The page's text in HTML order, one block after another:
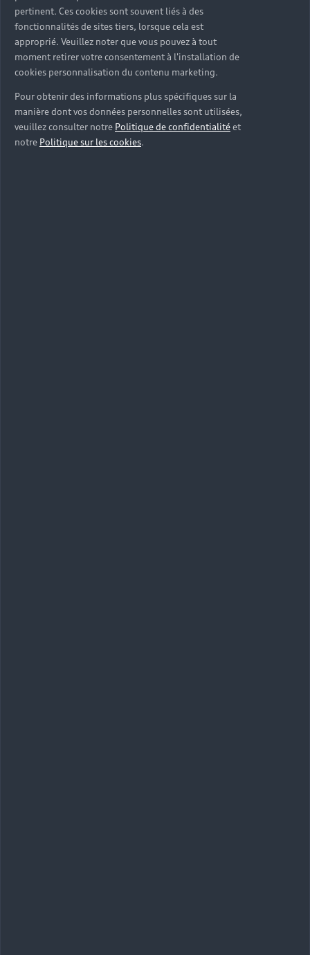
pertinent. Ces cookies sont souvent liés à des
fonctionnalités de sites tiers, lorsque cela est
approprié. Veuillez noter que vous pouvez à tout
moment retirer votre consentement à l'installation de
cookies personnalisation du contenu marketing.
Pour obtenir des informations plus spécifiques sur la
manière dont vos données personnelles sont utilisées,
veuillez consulter notre Politique de confidentialitéet
notre Politique sur les cookies.